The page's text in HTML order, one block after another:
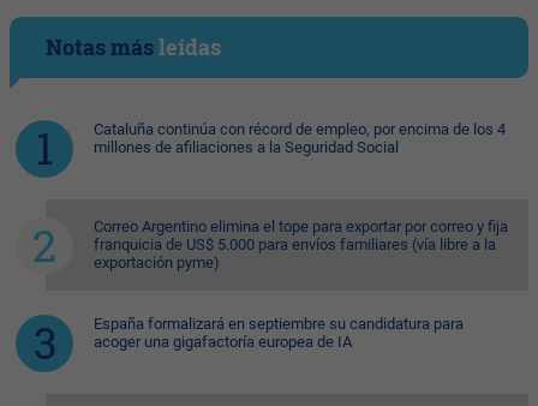
Notas másleídas
Cataluña continúa con récord de empleo, por encima de los 4
millones de afiliaciones a la Seguridad Social
Correo Argentino elimina el tope para exportar por correo y fija
franquicia de US$ 5.000 para envíos familiares (vía libre a la
exportación pyme)
España formalizará en septiembre su candidatura para
acoger una gigafactoría europea de IA